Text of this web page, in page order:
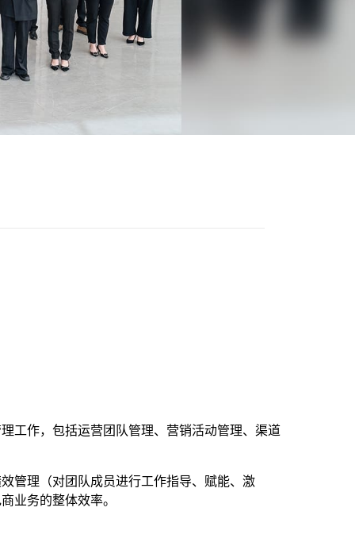
工作，包括运营团队管理、营销活动管理、渠道
管理（对团队成员进行工作指导、赋能、激
业务的整体效率。